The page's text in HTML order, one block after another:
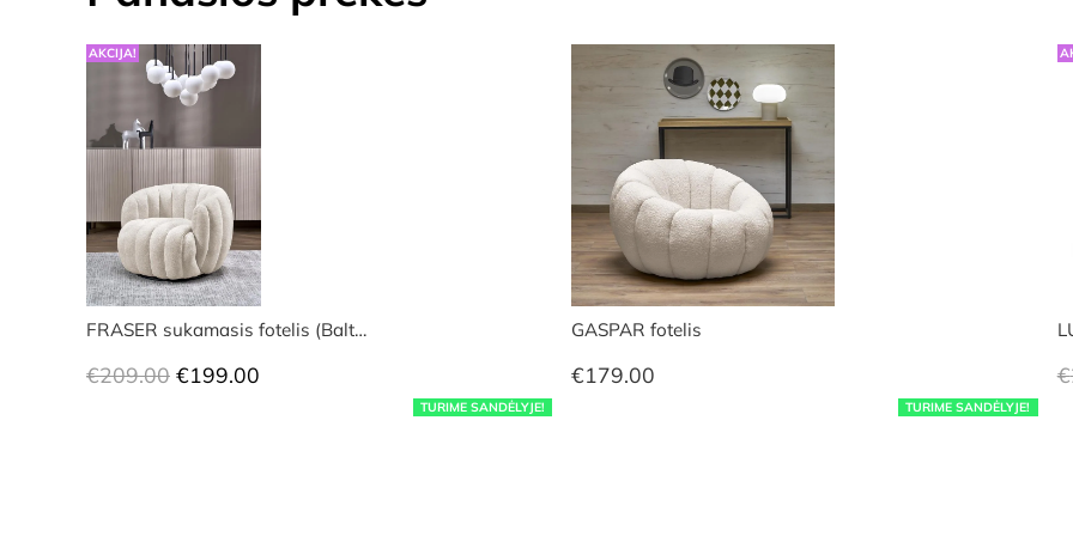
AKCIJA!
TURIME SANDĖLYJE!
FRASER sukamasis fotelis (Balt…
€209.00 Original
€199.00
TURIME SANDĖLYJE!
GASPAR fotelis
€179.00 €